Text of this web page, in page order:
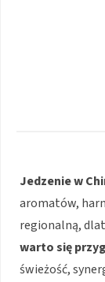
Jedzenie w
aromatów,
regionalną,
warto się
świeżość,